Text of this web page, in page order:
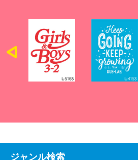
ジャンル検索